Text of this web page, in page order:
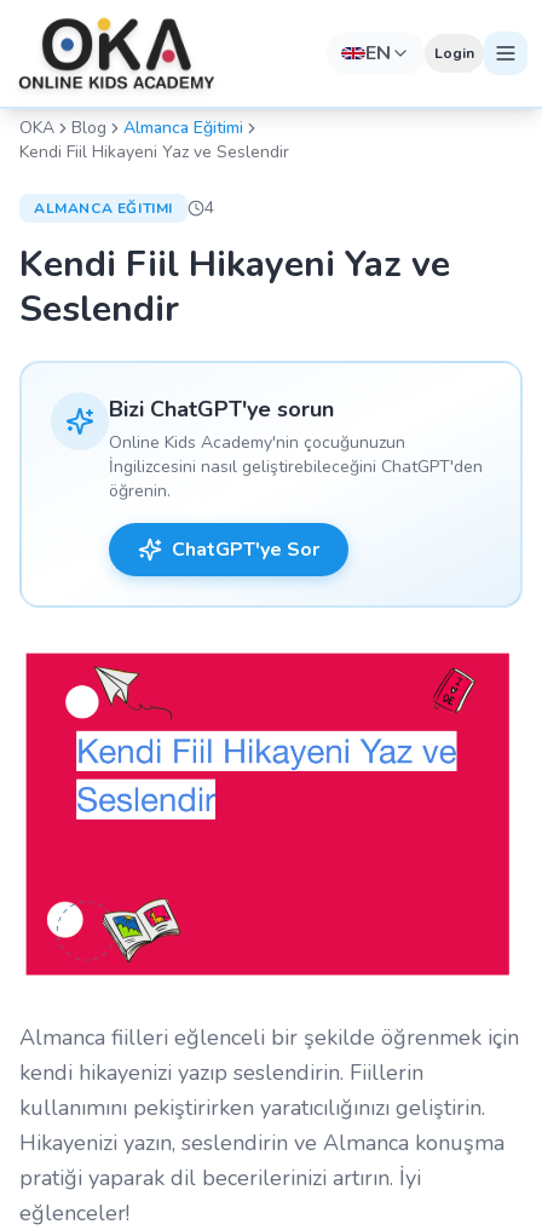
EN Login
OKA Blog
Almanca Eğitimi
Kendi Fiil Hikayeni Yaz ve Seslendir
ALMANCA EĞITIMI 4
Kendi Fiil Hikayeni Yaz ve
Seslendir
Bizi ChatGPT'ye sorun
Online Kids Academy'nin çocuğunuzun
İngilizcesini nasıl geliştirebileceğini ChatGPT'den
öğrenin.
ChatGPT'ye Sor
Almanca fiilleri eğlenceli bir şekilde öğrenmek için
kendi hikayenizi yazıp seslendirin. Fiillerin
kullanımını pekiştirirken yaratıcılığınızı geliştirin.
Hikayenizi yazın, seslendirin ve Almanca konuşma
pratiği yaparak dil becerilerinizi artırın. İyi
eğlenceler!